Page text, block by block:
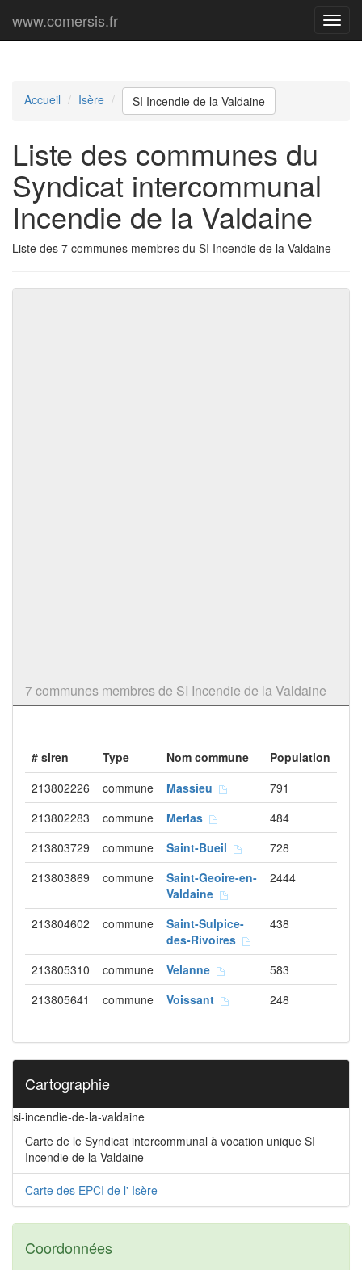
Menu
www.comersis.fr
Accueil Isère SI Incendie de la Valdaine
Liste des communes du
Syndicat intercommunal
Incendie de la Valdaine
Liste des 7 communes membres du SI Incendie de la Valdaine
7 communes membres de SI Incendie de la Valdaine
# siren Type Nom commune
Population
213802226
commune Massieu
791
213802283
commune Merlas
484
213803729
commune Saint-Bueil
728
213803869
commune
Saint-Geoire-en-
Valdaine
2444
213804602 commune
Saint-Sulpice-
des-Rivoires
438
213805310 commune Velanne
583
213805641
commune Voissant 248
Cartographie
si-incendie-de-la-valdaine
Carte de le Syndicat intercommunal à vocation unique SI
Incendie de la Valdaine
Carte des EPCI de l' Isère
Coordonnées